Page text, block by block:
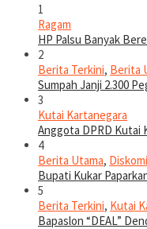
1
Ragam
HP Palsu Banyak
2
Berita Terkini, Berita
Sumpah Janji 2.300
3
Kutai Kartanegara
Anggota DPRD Kutai
4
Berita Utama,
Bupati Kukar
5
Berita Terkini, Kutai
Bapaslon “DEAL”